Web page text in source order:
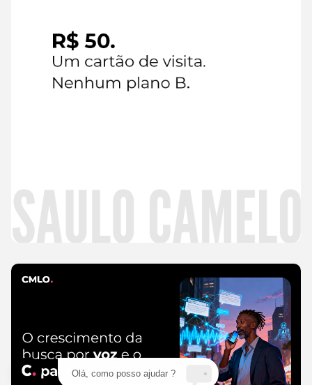
mais
CMLO Do Zero
Olá, como posso ajudar ?